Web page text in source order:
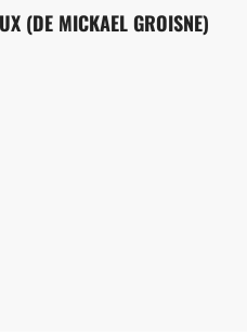
(DE MICKAEL GROISNE)